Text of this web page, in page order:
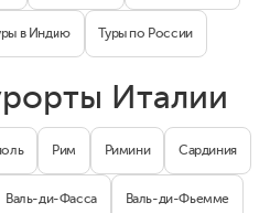
в Индию Туры по России
Италии
Рим Римини Сардиния
Валь-ди-Фасса Валь-ди-Фьемме